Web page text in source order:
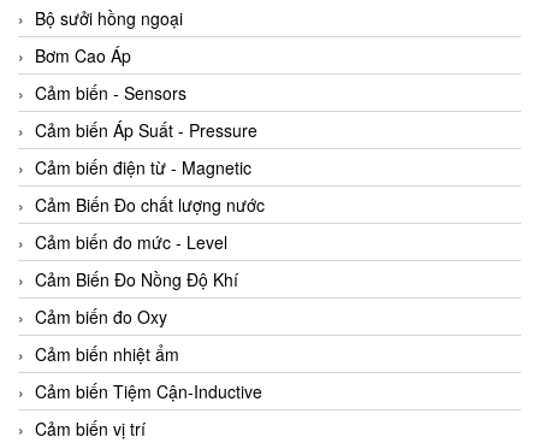
Bộ sưởi hồng ngoại
Bơm Cao Áp
Cảm biến - Sensors
Cảm biến Áp Suất - Pressure
Cảm biến điện từ - Magnetic
Cảm Biến Đo chất lượng nước
Cảm biến đo mức - Level
Cảm Biến Đo Nồng Độ Khí
Cảm biến đo Oxy
Cảm biến nhiệt ẩm
Cảm biến Tiệm Cận-Inductive
Cảm biến vị trí